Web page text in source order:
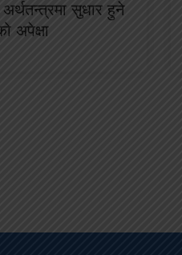
अर्थतन्त्रमा सुधार हुने
अपेक्षा